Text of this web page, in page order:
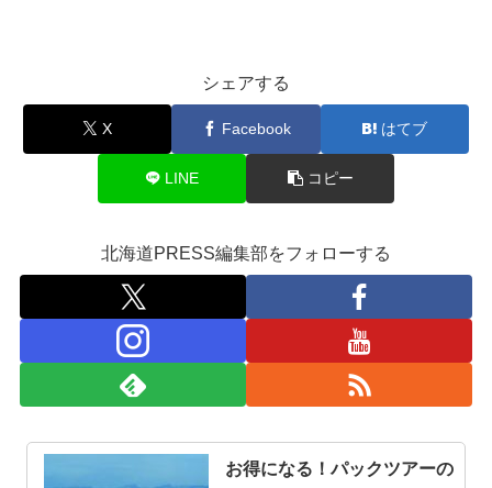
シェアする
X Facebook はてブ
LINE コピー
北海道PRESS編集部をフォローする
お得になる！パックツアーの